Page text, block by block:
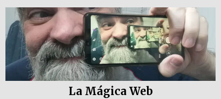
Skip
content
La Mágica Web